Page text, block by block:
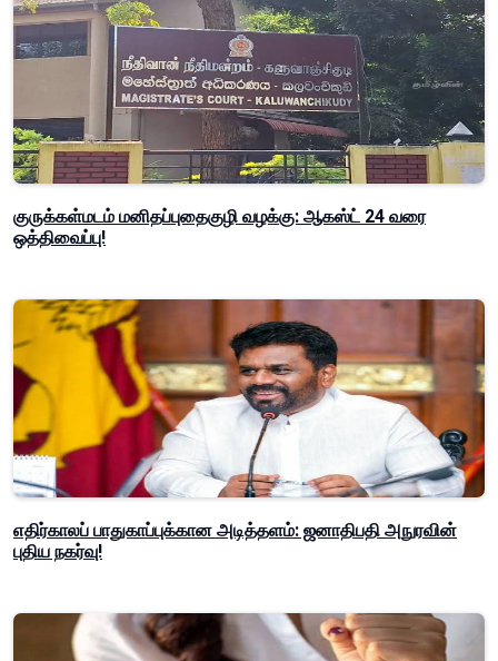
குருக்கள்மடம் மனிதப்புதைகுழி வழக்கு: ஆகஸ்ட் 24 வரை
ஒத்திவைப்பு!
எதிர்காலப் பாதுகாப்புக்கான அடித்தளம்: ஜனாதிபதி அநுரவின்
புதிய நகர்வு!